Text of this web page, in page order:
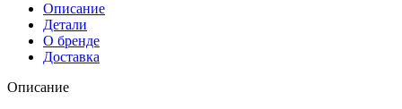
Описание
Детали
О бренде
Доставка
Описание